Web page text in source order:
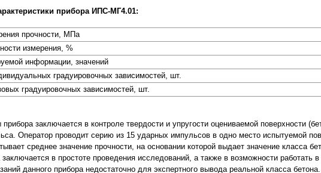
прибора ИПС-МГ4.01:
прочности, МПа
измерения, %
информации, значений
градуировочных зависимостей, шт.
градуировочных зависимостей, шт.
прибора заключается в контроле твердости и упругости оцениваемой поверхности
Оператор проводит серию из 15 ударных импульсов в одно место испытуемой
среднее значение прочности, на основании которой выдает значение класса
в простоте проведения исследований, а также в возможности работать
данного прибора недостаточно для экспертного вывода реальной класса